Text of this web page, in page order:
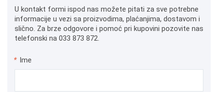
U kontakt formi ispod nas možete pitati za sve potrebne
informacije u vezi sa proizvodima, plaćanjima, dostavom i
slično. Za brze odgovore i pomoć pri kupovini pozovite nas
telefonski na 033 873 872.
* Ime